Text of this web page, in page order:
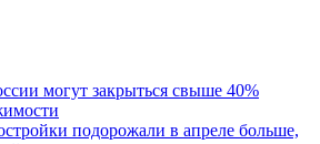
могут закрыться свыше 40%
подорожали в апреле больше,